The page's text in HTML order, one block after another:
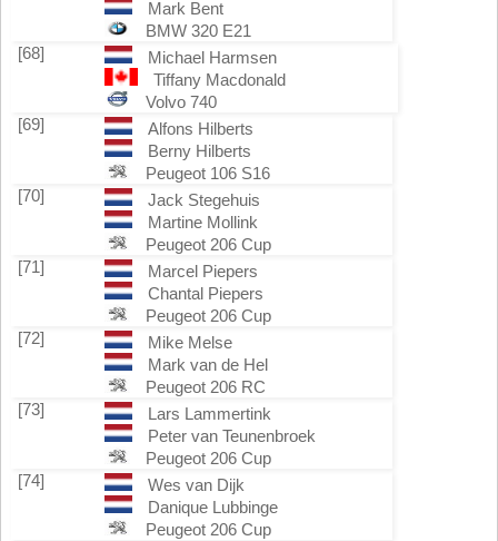
Mark Bent
BMW 320 E21
[68]
Michael Harmsen
Tiffany Macdonald
Volvo 740
[69]
Alfons Hilberts
Berny Hilberts
Peugeot 106 S16
[70]
Jack Stegehuis
Martine Mollink
Peugeot 206 Cup
[71]
Marcel Piepers
Chantal Piepers
Peugeot 206 Cup
[72]
Mike Melse
Mark van de Hel
Peugeot 206 RC
[73]
Lars Lammertink
Peter van Teunenbroek
Peugeot 206 Cup
[74]
Wes van Dijk
Danique Lubbinge
Peugeot 206 Cup